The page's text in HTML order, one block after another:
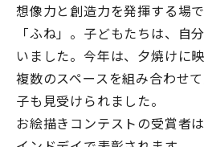
想像力と創造力を発揮する場
「ふね」。子どもたちは、自
いました。今年は、夕焼けに
複数のスペースを組み合わせ
子も見受けられました。
お絵描きコンテストの受賞者